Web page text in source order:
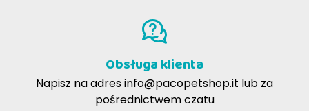
Obsługa klienta
Napisz na adresinfo@pacopetshop.it lub za
pośrednictwem czatu